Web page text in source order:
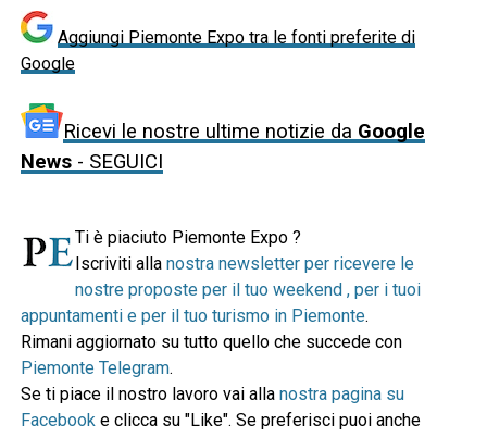
Aggiungi Piemonte Expo tra le fonti preferite di
Google
Ricevi le nostre ultime notizie da Google
News- SEGUICI
Ti è piaciuto Piemonte Expo ?
Iscriviti alla nostra newsletter per ricevere le
nostre proposte per il tuo weekend , per i tuoi
appuntamenti e per il tuo turismo in Piemonte.
Rimani aggiornato su tutto quello che succede con
Piemonte Telegram.
Se ti piace il nostro lavoro vai alla nostra pagina su
Facebook e clicca su "Like". Se preferisci puoi anche